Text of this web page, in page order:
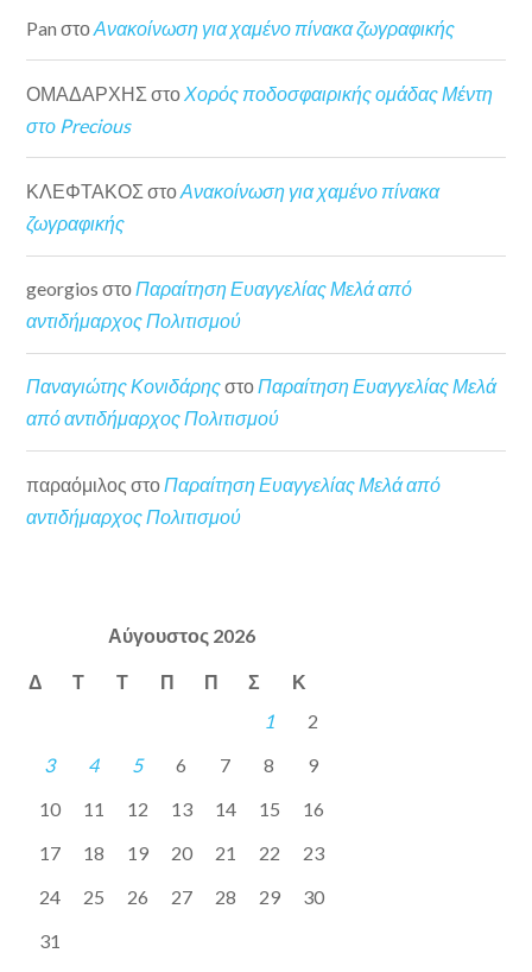
Pan στοΑνακοίνωση για χαμένο πίνακα ζωγραφικής
ΟΜΑΔΑΡΧΗΣ στο Χορός ποδοσφαιρικής ομάδας Μέντη
στο Precious
ΚΛΕΦΤΑΚΟΣ στοΑνακοίνωση για χαμένο πίνακα
ζωγραφικής
georgios στοΠαραίτηση Ευαγγελίας Μελά από
αντιδήμαρχος Πολιτισμού
Παναγιώτης ΚονιδάρηςστοΠαραίτηση Ευαγγελίας Μελά
από αντιδήμαρχος Πολιτισμού
παραόμιλος στο Παραίτηση Ευαγγελίας Μελά από
αντιδήμαρχος Πολιτισμού
Αύγουστος 2026
Δ Τ Τ Π Π Σ Κ
1
2
3
4 5 6 7 8
9
10
11 12 13 14 15
16
17
18 19 20 21 22
23
24
25 26 27 28 29
30
31